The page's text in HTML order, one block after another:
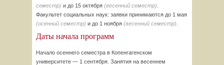
семестр) и до 15 октября (весенний семестр)
Факультет социальных наук: заявки принимаются до 1 мая
(осенний семестр) и до 1 ноября (весенний семестр)
Даты начала программ
Начало осеннего семестра в Копенгагенском
университете — 1 сентября. Занятия на весеннем